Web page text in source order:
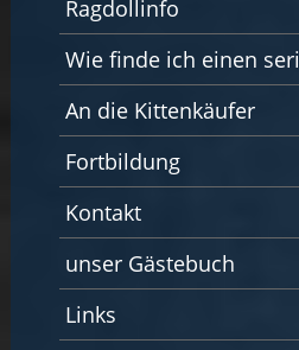
Ragdollinfo
Wie finde ich einen
An die Kittenkäufer
Fortbildung
Kontakt
unser Gästebuch
Links